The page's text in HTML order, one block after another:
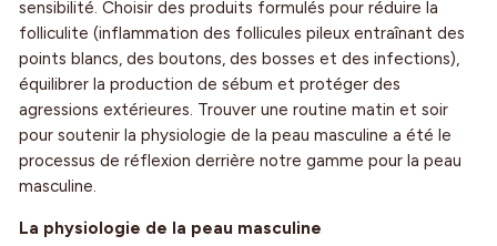
sensibilité. Choisir des produits formulés pour réduire la
folliculite (inflammation des follicules pileux entraînant des
points blancs, des boutons, des bosses et des infections),
équilibrer la production de sébum et protéger des
agressions extérieures. Trouver une routine matin et soir
pour soutenir la physiologie de la peau masculine a été le
processus de réflexion derrière notre gamme pour la peau
masculine.
La physiologie de la peau masculine